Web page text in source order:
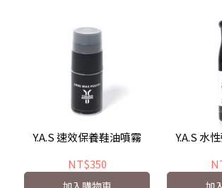
Y.A.S 速效保養鞋油噴霧
NT$350
Y.A.S 水